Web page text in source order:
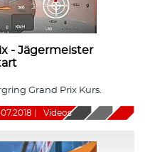
- Jägermeister
Grand Prix Kurs.
Videos